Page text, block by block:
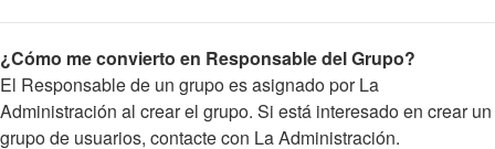
¿Cómo me convierto en Responsable del Grupo?
El Responsable de un grupo es asignado por La
Administración al crear el grupo. Si está interesado en crear un
grupo de usuarios, contacte con La Administración.